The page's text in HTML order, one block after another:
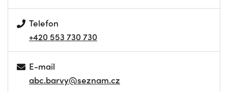
Telefon
+420 553 730 730
E-mail
abc.barvy@seznam.cz